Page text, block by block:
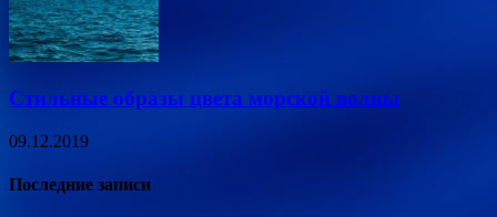
Стильные образы цвета морской волны
09.12.2019
Последние записи